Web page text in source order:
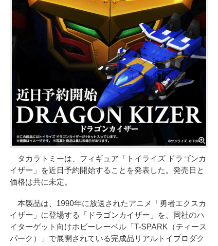
タカラトミーは、フィギュア「トイライズ ドラゴンカ
イザー」を近日予約開始することを発表した。発売日と
価格は共に未定。
本製品は、1990年に放送されたアニメ「勇者エクスカ
イザー」に登場する「ドラゴンカイザー」を、同社のハ
イターゲット向けホビーレーベル「T-SPARK（ティース
パーク）」で展開されている完成品リアルトイプロダク